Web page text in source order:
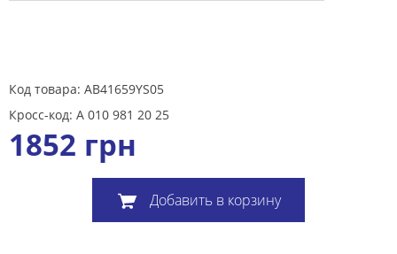
Код товара: AB41659YS05
Кросс-код: A 010 981 20 25
1852 грн
Добавить в корзину